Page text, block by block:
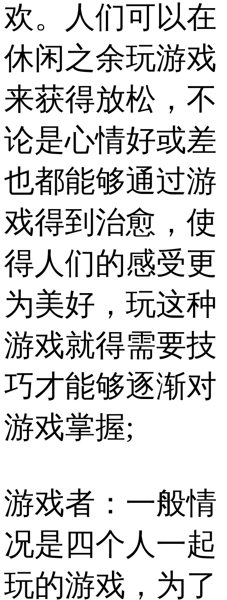
欢。人们可以在
休闲之余玩游戏
来获得放松，不
论是心情好或差
也都能够通过游
戏得到治愈，使
得人们的感受更
为美好，玩这种
游戏就得需要技
巧才能够逐渐对
游戏掌握;
游戏者：一般情
况是四个人一起
玩的游戏，为了